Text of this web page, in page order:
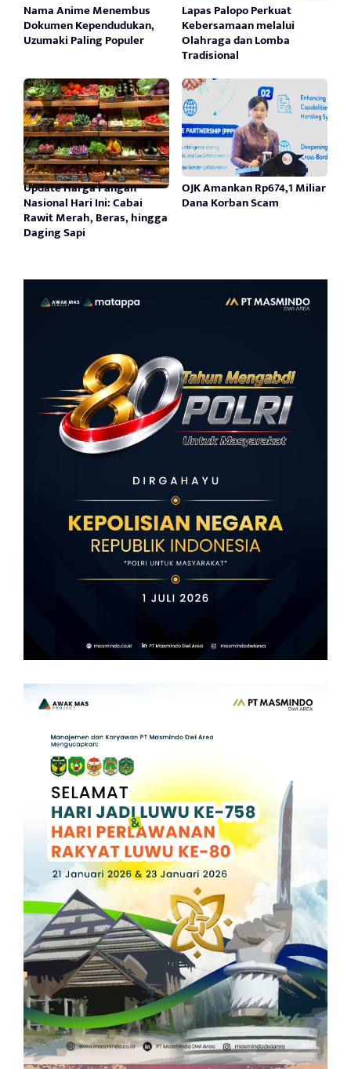
Nama Anime Menembus
Dokumen Kependudukan,
Uzumaki Paling Populer
Lapas Palopo Perkuat
Kebersamaan melalui
Olahraga dan Lomba
Tradisional
Update Harga Pangan
Nasional Hari Ini: Cabai
Rawit Merah, Beras, hingga
Daging Sapi
OJK Amankan Rp674,1 Miliar
Dana Korban Scam